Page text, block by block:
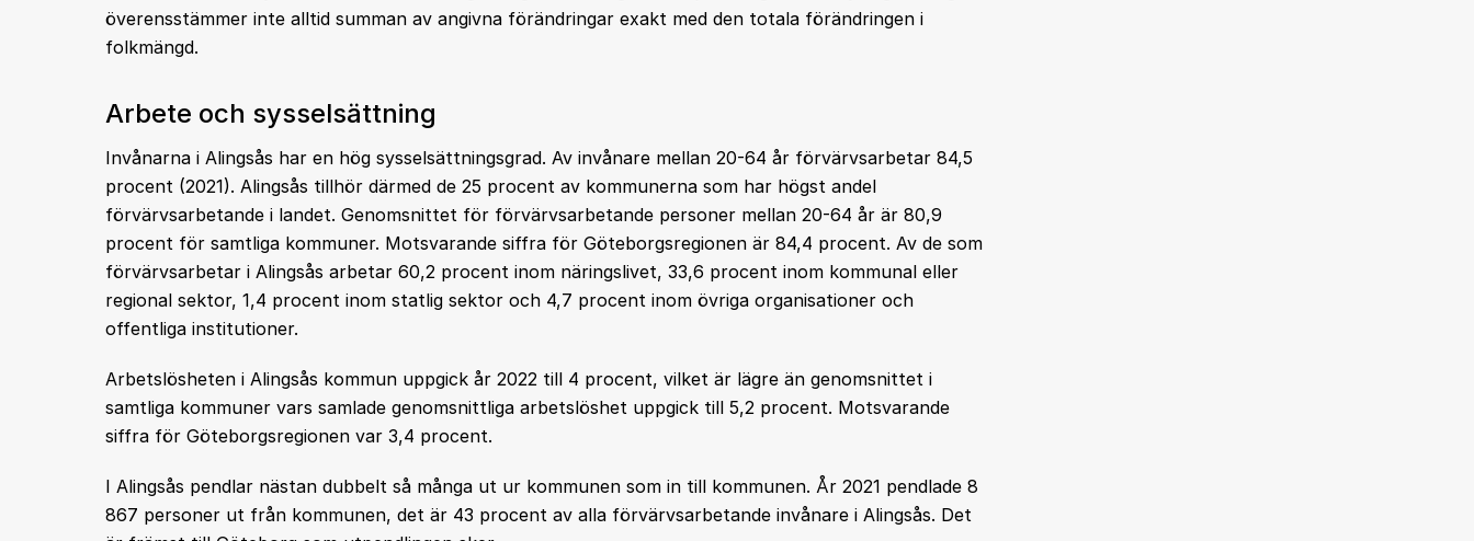
överensstämmer inte alltid summan av angivna förändringar exakt med den totala förändringen i
folkmängd.
Arbete och sysselsättning
Invånarna i Alingsås har en hög sysselsättningsgrad. Av invånare mellan 20-64 år förvärvsarbetar 84,5
procent (2021). Alingsås tillhör därmed de 25 procent av kommunerna som har högst andel
förvärvsarbetande i landet. Genomsnittet för förvärvsarbetande personer mellan 20-64 år är 80,9
procent för samtliga kommuner. Motsvarande siffra för Göteborgsregionen är 84,4 procent. Av de som
förvärvsarbetar i Alingsås arbetar 60,2 procent inom näringslivet, 33,6 procent inom kommunal eller
regional sektor, 1,4 procent inom statlig sektor och 4,7 procent inom övriga organisationer och
offentliga institutioner.
Arbetslösheten i Alingsås kommun uppgick år 2022 till 4 procent, vilket är lägre än genomsnittet i
samtliga kommuner vars samlade genomsnittliga arbetslöshet uppgick till 5,2 procent. Motsvarande
siffra för Göteborgsregionen var 3,4 procent.
I Alingsås pendlar nästan dubbelt så många ut ur kommunen som in till kommunen. År 2021 pendlade 8
867 personer ut från kommunen, det är 43 procent av alla förvärvsarbetande invånare i Alingsås. Det